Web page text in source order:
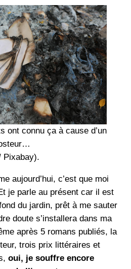
ont connu ça à cause d’un
Pixabay).
aujourd’hui, c’est que moi
je parle au présent car il est
du jardin, prêt à me sauter
doute s’installera dans ma
après 5 romans publiés, la
trois prix littéraires et
oui, je souffre encore